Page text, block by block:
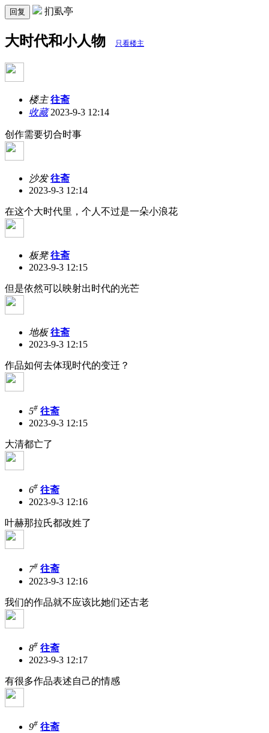
回复 扪虱亭
大时代和小人物 只看楼主
楼主 往斋
收藏2023-9-3 12:14
创作需要切合时事
沙发 往斋
2023-9-3 12:14
在这个大时代里，个人不过是一朵小浪花
板凳 往斋
2023-9-3 12:15
但是依然可以映射出时代的光芒
地板 往斋
2023-9-3 12:15
作品如何去体现时代的变迁？
5# 往斋
2023-9-3 12:15
大清都亡了
6# 往斋
2023-9-3 12:16
叶赫那拉氏都改姓了
7# 往斋
2023-9-3 12:16
我们的作品就不应该比她们还古老
8# 往斋
2023-9-3 12:17
有很多作品表述自己的情感
9# 往斋